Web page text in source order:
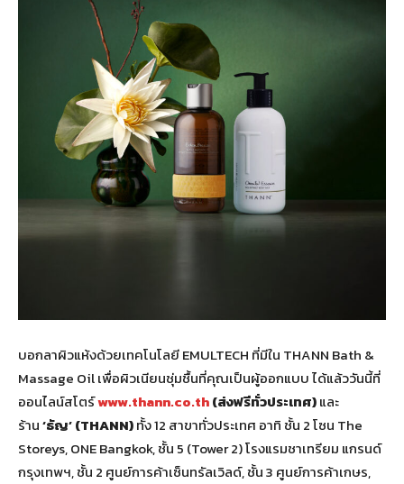
บอกลาผิวแห้งด้วยเทคโนโลยี EMULTECH ที่มีใน THANN Bath &
Massage Oil เพื่อผิวเนียนชุ่มชื้นที่คุณเป็นผู้ออกแบบ ได้แล้ววันนี้ที่
ออนไลน์สโตร์www.thann.co.th(ส่งฟรีทั่วประเทศ)และ
ร้าน‘ธัญ’ (THANN)ทั้ง 12 สาขาทั่วประเทศ อาทิ ชั้น 2 โซน The
Storeys, ONE Bangkok, ชั้น 5 (Tower 2) โรงแรมชาเทรียม แกรนด์
กรุงเทพฯ, ชั้น 2 ศูนย์การค้าเซ็นทรัลเวิลด์, ชั้น 3 ศูนย์การค้าเกษร,